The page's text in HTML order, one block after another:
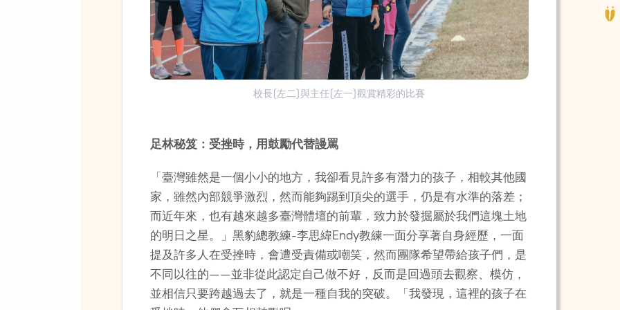
校長(左二)與主任(左一)觀賞精彩的比賽
足林秘笈：受挫時，用鼓勵代替謾罵
「臺灣雖然是一個小小的地方，我卻看見許多有潛力的孩子，相較其他國
家，雖然內部競爭激烈，然而能夠踢到頂尖的選手，仍是有水準的落差；
而近年來，也有越來越多臺灣體壇的前輩，致力於發掘屬於我們這塊土地
的明日之星。」黑豹總教練-李思緯Endy教練一面分享著自身經歷，一面
提及許多人在受挫時，會遭受責備或嘲笑，然而團隊希望帶給孩子們，是
不同以往的——並非從此認定自己做不好，反而是回過頭去觀察、模仿，
並相信只要跨越過去了，就是一種自我的突破。「我發現，這裡的孩子在